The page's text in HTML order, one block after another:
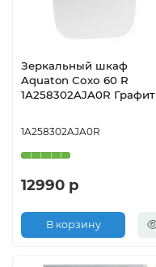
Зеркальный шкаф
Aquaton Сохо 60 R
1A258302AJA0R Графит
1A258302AJA0R
12990 р
В корзину